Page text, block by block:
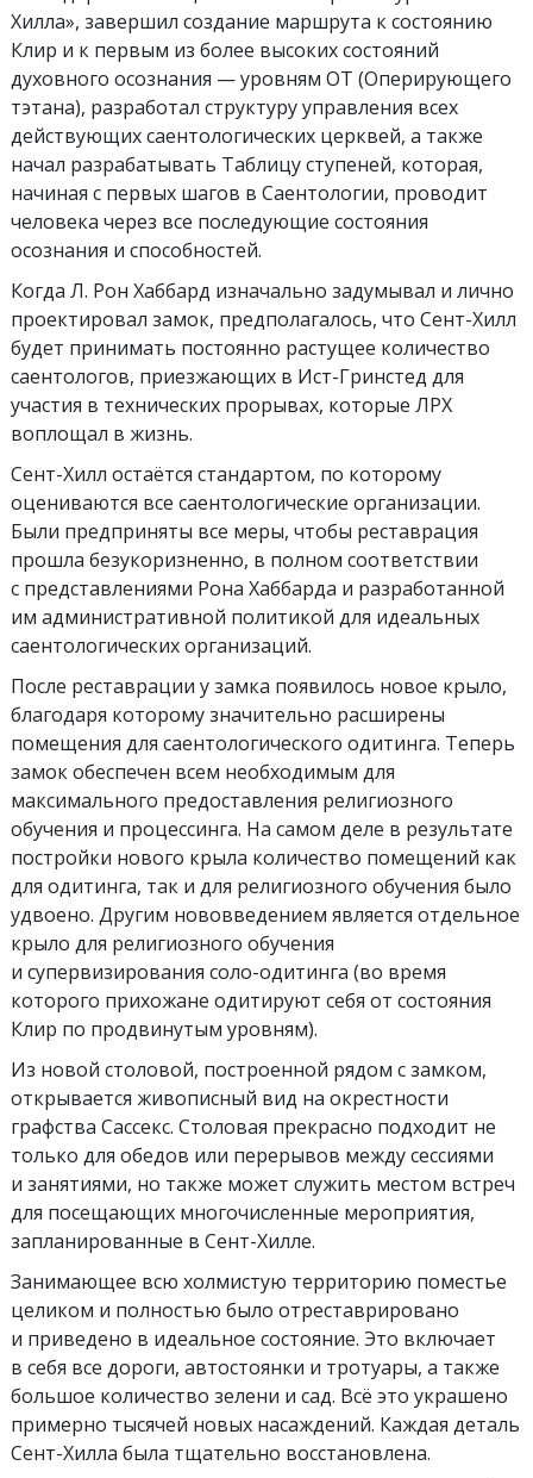
Хилла», завершил создание маршрута к состоянию
Клир и к первым из более высоких состояний
духовного осознания — уровням ОТ (Оперирующего
тэтана), разработал структуру управления всех
действующих саентологических церквей, а также
начал разрабатывать Таблицу ступеней, которая,
начиная с первых шагов в Саентологии, проводит
человека через все последующие состояния
осознания и способностей.
Когда Л. Рон Хаббард изначально задумывал и лично
проектировал замок, предполагалось, что Сент-Хилл
будет принимать постоянно растущее количество
саентологов, приезжающих в Ист-Гринстед для
участия в технических прорывах, которые ЛРХ
воплощал в жизнь.
Сент-Хилл остаётся стандартом, по которому
оцениваются все саентологические организации.
Были предприняты все меры, чтобы реставрация
прошла безукоризненно, в полном соответствии
с представлениями Рона Хаббарда и разработанной
им административной политикой для идеальных
саентологических организаций.
После реставрации у замка появилось новое крыло,
благодаря которому значительно расширены
помещения для саентологического одитинга. Теперь
замок обеспечен всем необходимым для
максимального предоставления религиозного
обучения и процессинга. На самом деле в результате
постройки нового крыла количество помещений как
для одитинга, так и для религиозного обучения было
удвоено. Другим нововведением является отдельное
крыло для религиозного обучения
и супервизирования соло-одитинга (во время
которого прихожане одитируют себя от состояния
Клир по продвинутым уровням).
Из новой столовой, построенной рядом с замком,
открывается живописный вид на окрестности
графства Сассекс. Столовая прекрасно подходит не
только для обедов или перерывов между сессиями
и занятиями, но также может служить местом встреч
для посещающих многочисленные мероприятия,
запланированные в Сент-Хилле.
Занимающее всю холмистую территорию поместье
целиком и полностью было отреставрировано
и приведено в идеальное состояние. Это включает
в себя все дороги, автостоянки и тротуары, а также
большое количество зелени и сад. Всё это украшено
примерно тысячей новых насаждений. Каждая деталь
Сент-Хилла была тщательно восстановлена.